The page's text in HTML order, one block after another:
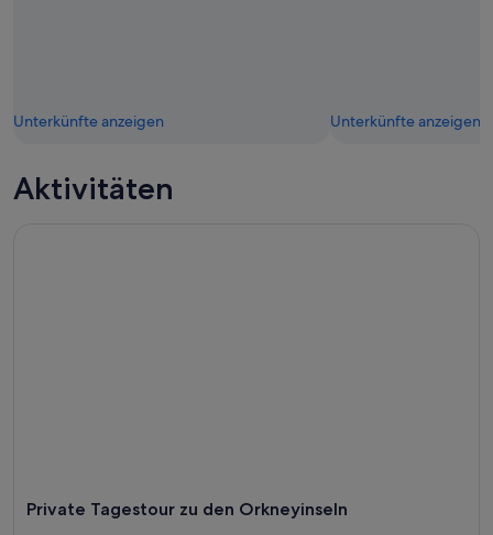
Unterkünfte anzeigen Unterkünfte anzeigen
Aktivitäten
Private Tagestour zu den Orkneyinseln